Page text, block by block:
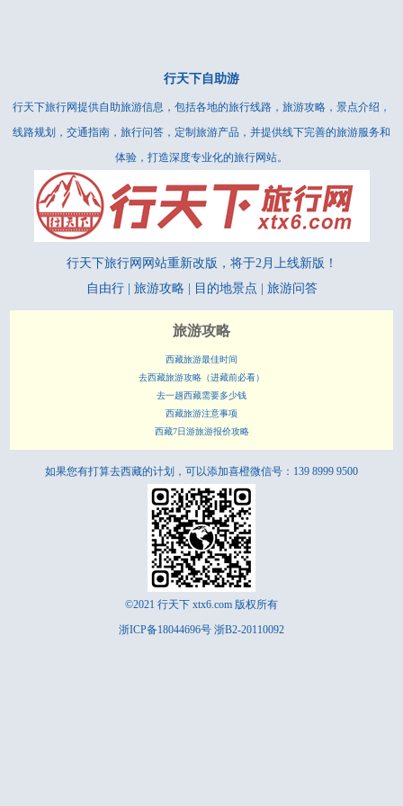
行天下自助游
行天下旅行网提供自助旅游信息，包括各地的旅行线路，旅游攻略，景点介绍，
线路规划，交通指南，旅行问答，定制旅游产品，并提供线下完善的旅游服务和
体验，打造深度专业化的旅行网站。
行天下旅行网网站重新改版，将于2月上线新版！
自由行 | 旅游攻略 | 目的地景点 | 旅游问答
旅游攻略
西藏旅游最佳时间
去西藏旅游攻略（进藏前必看）
去一趟西藏需要多少钱
西藏旅游注意事项
西藏7日游旅游报价攻略
如果您有打算去西藏的计划，可以添加喜橙微信号：139 8999 9500
©2021 行天下 xtx6.com 版权所有
浙ICP备18044696号 浙B2-20110092